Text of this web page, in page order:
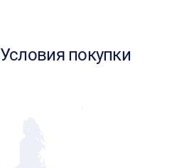
Условия покупки